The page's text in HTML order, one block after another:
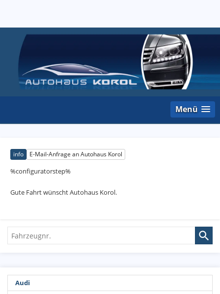
Menü
info E-Mail-Anfrage an Autohaus Korol
%configuratorstep%
Gute Fahrt wünscht Autohaus Korol.
Fahrzeugnr.
Audi